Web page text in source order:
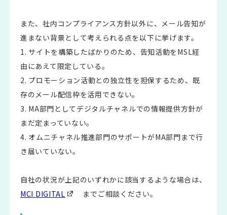
また、社内コンプライアンス方針以外に、メール告知が
進まない背景として考えられる点を以下に挙げます。
1. サイトを構築したばかりのため、告知活動をMSL経
由にあえて限定している。
2. プロモーション活動との独立性を担保するため、既
存のメール配信枠を活用できない。
3. MA部門としてデジタルチャネルでの情報提供方針が
まだ定まっていない。
4. オムニチャネル推進部門のサポートがMA部門まで行
き届いていない。
自社の状況が上記のいずれかに該当するような場合は、
MCI DIGITAL
までご相談ください。